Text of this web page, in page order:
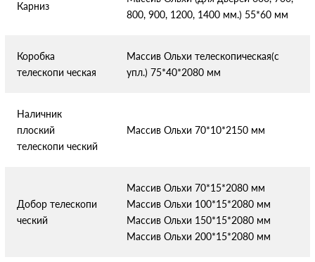
Карниз
800, 900, 1200, 1400 мм.) 55*60 мм
Коробка
телескопи ческая
Массив Ольхи телескопическая(с
упл.) 75*40*2080 мм
Наличник
плоский
телескопи ческий
Массив Ольхи 70*10*2150 мм
Добор телескопи
ческий
Массив Ольхи 70*15*2080 мм
Массив Ольхи 100*15*2080 мм
Массив Ольхи 150*15*2080 мм
Массив Ольхи 200*15*2080 мм